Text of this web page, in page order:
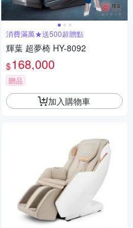
消費滿萬★送500超贈點
輝葉 超夢椅 HY-8092
$168,000
贈品
加入購物車